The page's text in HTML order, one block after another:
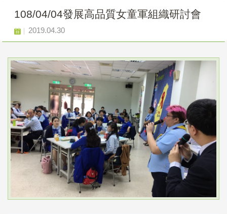
108/04/04發展高品質女童軍組織研討會
2019.04.30